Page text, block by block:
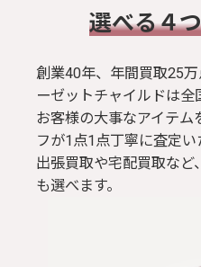
選べる４
創業40年、年間買取25
ーゼットチャイルドは全
お客様の大事なアイテム
フが1点1点丁寧に査定い
出張買取や宅配買取な
も選べます。